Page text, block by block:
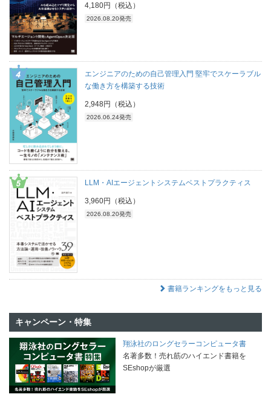
4,180円（税込）
2026.08.20発売
エンジニアのための自己管理入門 堅牢でスケーラブル
な働き方を構築する技術
2,948円（税込）
2026.06.24発売
LLM・AIエージェントシステムベストプラクティス
3,960円（税込）
2026.08.20発売
書籍ランキングをもっと見る
キャンペーン・特集
翔泳社のロングセラーコンピュータ書
名著多数！売れ筋のハイエンド書籍を
SEshopが厳選